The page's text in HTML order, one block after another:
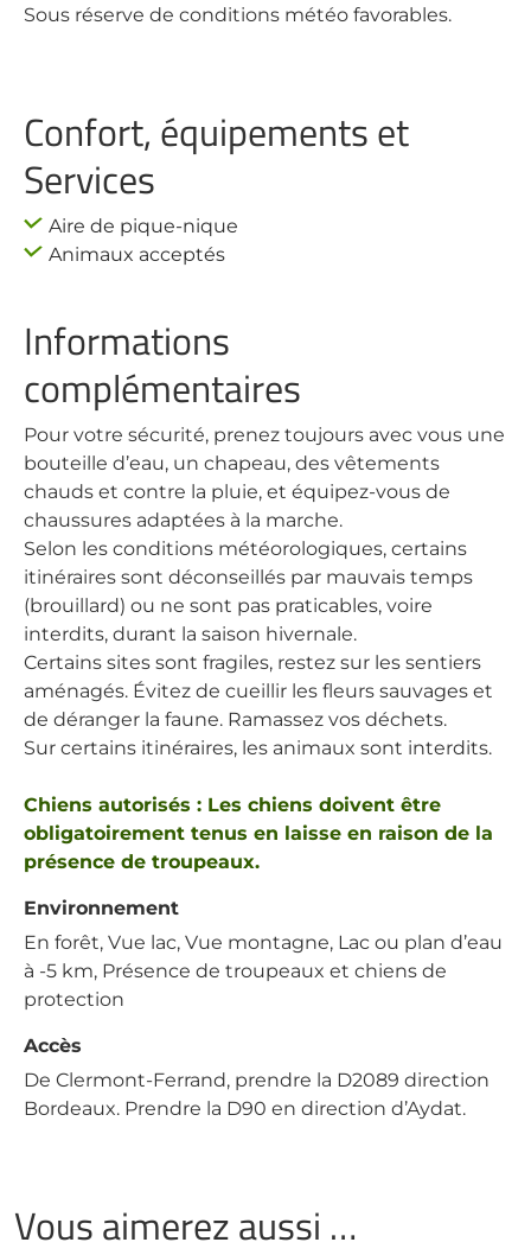
Sous réserve de conditions météo favorables.
Confort, équipements et
Services
Aire de pique-nique
Animaux acceptés
Informations
complémentaires
Pour votre sécurité, prenez toujours avec vous une
bouteille d’eau, un chapeau, des vêtements
chauds et contre la pluie, et équipez-vous de
chaussures adaptées à la marche.
Selon les conditions météorologiques, certains
itinéraires sont déconseillés par mauvais temps
(brouillard) ou ne sont pas praticables, voire
interdits, durant la saison hivernale.
Certains sites sont fragiles, restez sur les sentiers
aménagés. Évitez de cueillir les fleurs sauvages et
de déranger la faune. Ramassez vos déchets.
Sur certains itinéraires, les animaux sont interdits.
Chiens autorisés : Les chiens doivent être
obligatoirement tenus en laisse en raison de la
présence de troupeaux.
Environnement
En forêt, Vue lac, Vue montagne, Lac ou plan d’eau
à -5 km, Présence de troupeaux et chiens de
protection
Accès
De Clermont-Ferrand, prendre la D2089 direction
Bordeaux. Prendre la D90 en direction d’Aydat.
Vous aimerez aussi …